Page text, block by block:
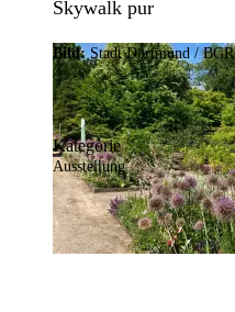
Skywalk pur
Bild: Stadt Dortmund / BGR
Kategorie
Ausstellung